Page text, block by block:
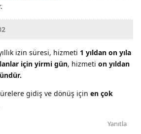
izin süresi, hizmeti 1 yıldan on yıla
için yirmi gün, hizmeti on yıldan
gidiş ve dönüş için en çok
Yanıtla